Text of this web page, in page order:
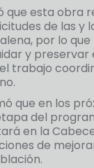
que esta obra
de las y
por lo
y preservar
trabajo
que en los
del
en la
de